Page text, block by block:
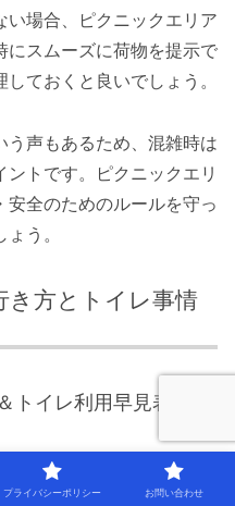
い場合、ピクニックエリア
にスムーズに荷物を提示で
ておくと良いでしょう。
う声もあるため、混雑時は
トです。ピクニックエリ
安全のためのルールを守っ
う。
き方とトイレ事情
トイレ利用早見表
再入場方法
プライバシーポリシー お問い合わせ